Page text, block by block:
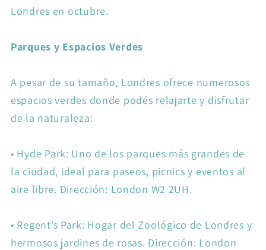
Londres en octubre.
Parques y Espacios Verdes
A pesar de su tamaño, Londres ofrece numerosos
espacios verdes donde podés relajarte y disfrutar
de la naturaleza:
• Hyde Park: Uno de los parques más grandes de
la ciudad, ideal para paseos, picnics y eventos al
aire libre. Dirección: London W2 2UH.
• Regent’s Park: Hogar del Zoológico de Londres y
hermosos jardines de rosas. Dirección: London